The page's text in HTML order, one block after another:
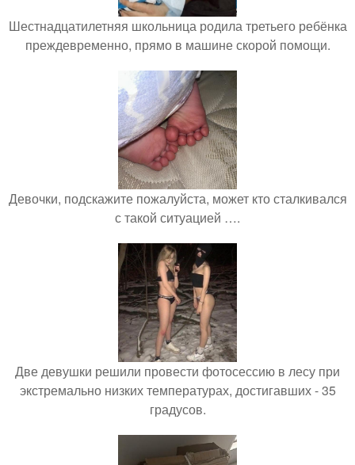
Шестнадцатилетняя школьница родила третьего ребёнка
преждевременно, прямо в машине скорой помощи.
Девочки, подскажите пожалуйста, может кто сталкивался
с такой ситуацией ….
Две девушки решили провести фотосессию в лесу при
экстремально низких температурах, достигавших - 35
градусов.